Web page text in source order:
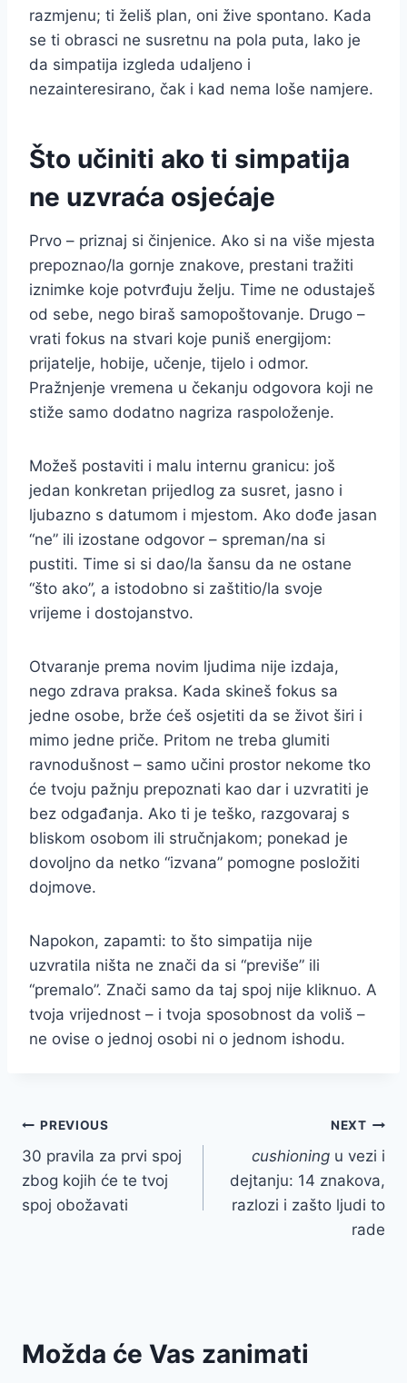
razmjenu; ti želiš plan, oni žive spontano. Kada
se ti obrasci ne susretnu na pola puta, lako je
da simpatija izgleda udaljeno i
nezainteresirano, čak i kad nema loše namjere.
Što učiniti ako ti simpatija
ne uzvraća osjećaje
Prvo – priznaj si činjenice. Ako si na više mjesta
prepoznao/la gornje znakove, prestani tražiti
iznimke koje potvrđuju želju. Time ne odustaješ
od sebe, nego biraš samopoštovanje. Drugo –
vrati fokus na stvari koje puniš energijom:
prijatelje, hobije, učenje, tijelo i odmor.
Pražnjenje vremena u čekanju odgovora koji ne
stiže samo dodatno nagriza raspoloženje.
Možeš postaviti i malu internu granicu: još
jedan konkretan prijedlog za susret, jasno i
ljubazno s datumom i mjestom. Ako dođe jasan
“ne” ili izostane odgovor – spreman/na si
pustiti. Time si si dao/la šansu da ne ostane
“što ako”, a istodobno si zaštitio/la svoje
vrijeme i dostojanstvo.
Otvaranje prema novim ljudima nije izdaja,
nego zdrava praksa. Kada skineš fokus sa
jedne osobe, brže ćeš osjetiti da se život širi i
mimo jedne priče. Pritom ne treba glumiti
ravnodušnost – samo učini prostor nekome tko
će tvoju pažnju prepoznati kao dar i uzvratiti je
bez odgađanja. Ako ti je teško, razgovaraj s
bliskom osobom ili stručnjakom; ponekad je
dovoljno da netko “izvana” pomogne posložiti
dojmove.
Napokon, zapamti: to što simpatija nije
uzvratila ništa ne znači da si “previše” ili
“premalo”. Znači samo da taj spoj nije kliknuo. A
tvoja vrijednost – i tvoja sposobnost da voliš –
ne ovise o jednoj osobi ni o jednom ishodu.
Post
navigation
PREVIOUS
30 pravila za prvi spoj
zbog kojih će te tvoj
spoj obožavati
NEXT
cushioning u vezi i
dejtanju: 14 znakova,
razlozi i zašto ljudi to
rade
Možda će Vas zanimati